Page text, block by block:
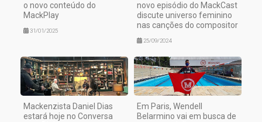
o novo conteúdo do
MackPlay
31/01/2025
novo episódio do MackCast
discute universo feminino
nas canções do compositor
25/09/2024
Mackenzista Daniel Dias
estará hoje no Conversa
Em Paris, Wendell
Belarmino vai em busca de